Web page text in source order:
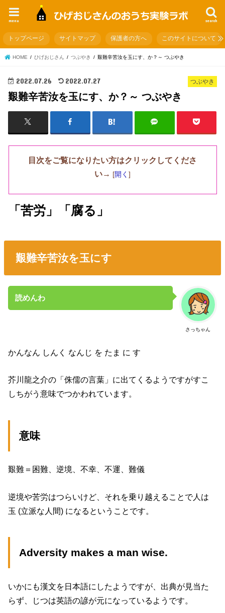
search
menu
トップページ サイトマップ 保護者の方へ このサイトについて
HOME ひげおじさん つぶやき 艱難辛苦汝を玉にす、か？～ つぶやき
つぶやき
2022.07.26 2022.07.27
艱難辛苦汝を玉にす、か？～ つぶやき
目次をご覧になりたい方はクリックしてくださ
い→ [開く ]
「苦労」「腐る」
艱難辛苦汝を玉にす
さっちゃん
読めんわ
かんなん しんく なんじ を たま に す
芥川龍之介の「侏儒の言葉」に出てくるようですがすこ
しちがう意味でつかわれています。
意味
艱難＝困難、逆境、不幸、不運、難儀
逆境や苦労はつらいけど、それを乗り越えることで人は
玉 (立派な人間) になるということです。
Adversity makes a man wise.
いかにも漢文を日本語にしたようですが、出典が見当た
らず、じつは英語の諺が元になっているようです。